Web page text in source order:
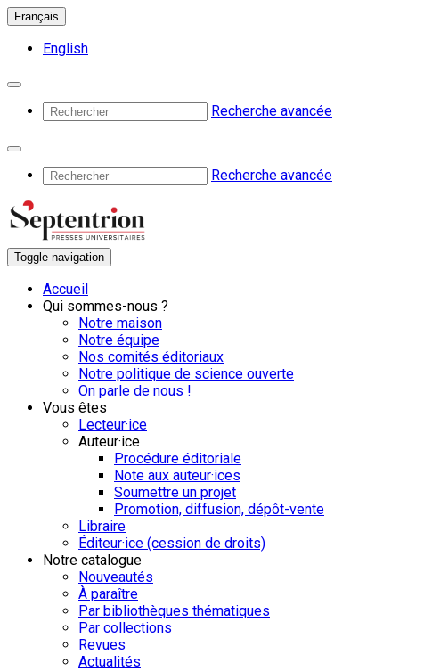
Français
English
Recherche avancée
Recherche avancée
Toggle navigation
Accueil
Qui sommes-nous ?
Notre maison
Notre équipe
Nos comités éditoriaux
Notre politique de science ouverte
On parle de nous !
Vous êtes
Lecteur·ice
Auteur·ice
Procédure éditoriale
Note aux auteur·ices
Soumettre un projet
Promotion, diffusion, dépôt-vente
Libraire
Éditeur·ice (cession de droits)
Notre catalogue
Nouveautés
À paraître
Par bibliothèques thématiques
Par collections
Revues
Actualités